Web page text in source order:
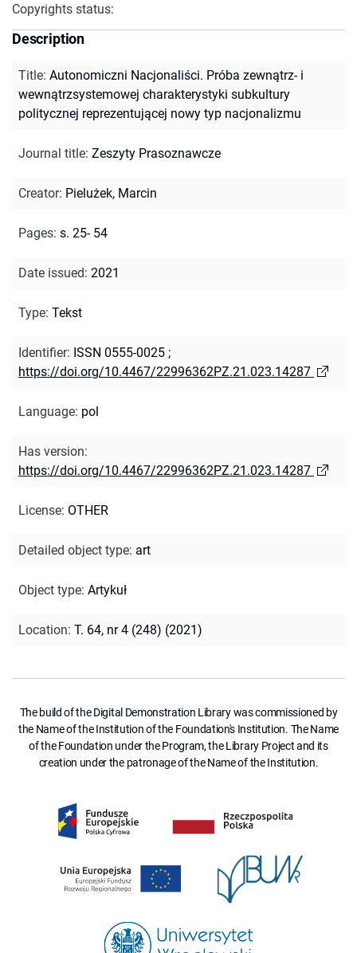
Copyrights status:
Description
Title: Autonomiczni Nacjonaliści. Próba zewnątrz- i
wewnątrzsystemowej charakterystyki subkultury
politycznej reprezentującej nowy typ nacjonalizmu
Journal title: Zeszyty Prasoznawcze
Creator: Pielużek, Marcin
Pages: s. 25- 54
Date issued: 2021
Type: Tekst
Identifier: ISSN 0555-0025 ;
https://doi.org/10.4467/22996362PZ.21.023.14287
Language: pol
Has version:
https://doi.org/10.4467/22996362PZ.21.023.14287
License: OTHER
Detailed object type: art
Object type: Artykuł
Location: T. 64, nr 4 (248) (2021)
The build of the Digital Demonstration Library was commissioned by
the Name of the Institution of the Foundation's Institution. The Name
of the Foundation under the Program, the Library Project and its
creation under the patronage of the Name of the Institution.